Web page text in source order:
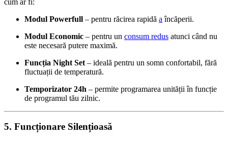
Modul Powerfull – pentru răcirea rapidă a încăperii.
Modul Economic – pentru un consum redus atunci când nu
este necesară putere maximă.
Funcția Night Set – ideală pentru un somn confortabil, fără
fluctuații de temperatură.
Temporizator 24h – permite programarea unității în funcție
de programul tău zilnic.
5. Funcționare Silențioasă